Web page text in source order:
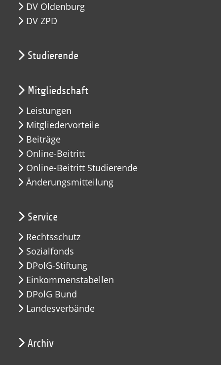
DV Oldenburg
DV ZPD
Studierende
Mitgliedschaft
Leistungen
Mitgliedervorteile
Beiträge
Online-Beitritt
Online-Beitritt Studierende
Änderungsmitteilung
Service
Rechtsschutz
Sozialfonds
DPolG-Stiftung
Einkommenstabellen
DPolG Bund
Landesverbände
Archiv